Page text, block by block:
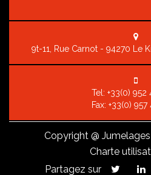
9t-11, Rue Carnot - 94270 Le
Tel: +33(0) 952
Fax: +33(0) 957
Copyright@
Charte
Partagez sur